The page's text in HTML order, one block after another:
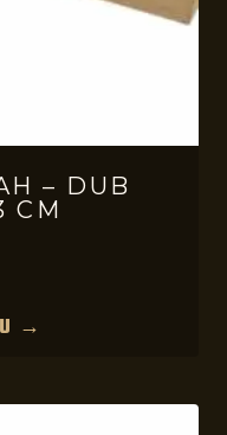
– DUB
CM
→